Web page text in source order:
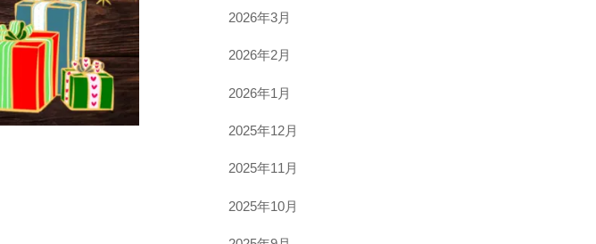
2026年3月
2026年2月
2026年1月
2025年12月
2025年11月
2025年10月